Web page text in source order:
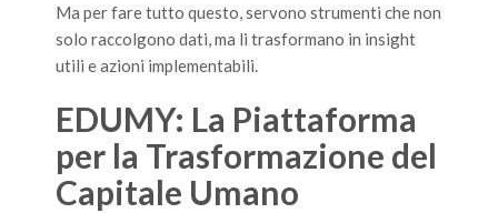
Ma per fare tutto questo, servono strumenti che non
solo raccolgono dati, ma li trasformano in insight
utili e azioni implementabili.
EDUMY: La Piattaforma
per la Trasformazione del
Capitale Umano